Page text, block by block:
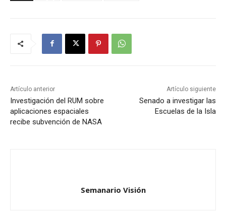
Artículo anterior
Investigación del RUM sobre
aplicaciones espaciales
recibe subvención de NASA
Artículo siguiente
Senado a investigar las
Escuelas de la Isla
Semanario Visión